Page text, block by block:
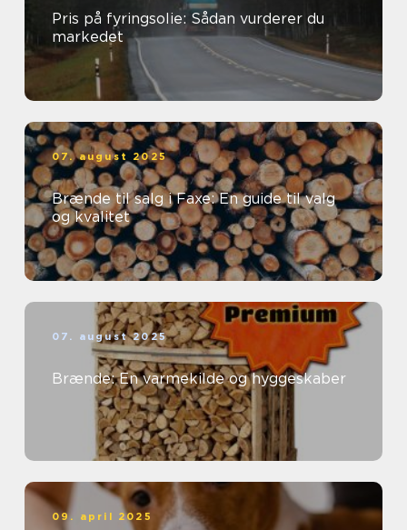
Pris på fyringsolie: Sådan vurderer du
markedet
07. august 2025
Brænde til salg i Faxe: En guide til valg
og kvalitet
07. august 2025
Brænde: En varmekilde og hyggeskaber
09. april 2025